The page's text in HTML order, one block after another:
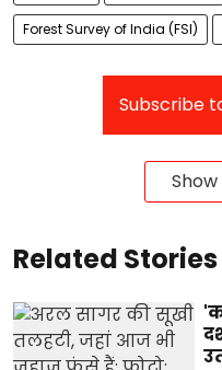
Forest Survey of India (FSI)
Subscribe
Related Stories